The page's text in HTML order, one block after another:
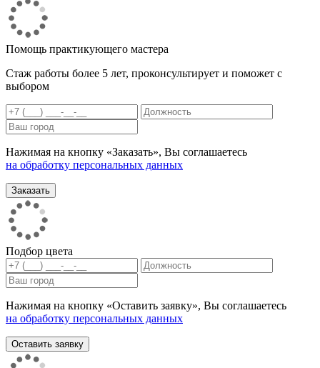
Помощь практикующего мастера
Стаж работы более 5 лет, проконсультирует и поможет с
выбором
Нажимая на кнопку «Заказать», Вы соглашаетесь
на обработку персональных данных
Подбор цвета
Нажимая на кнопку «Оставить заявку», Вы соглашаетесь
на обработку персональных данных